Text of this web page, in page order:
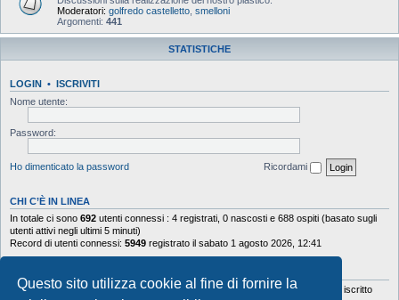
Questo sito utilizza cookie al fine di fornire la
Moderatori: golfredo castelletto smelloni
Argomenti: 441
STATISTICHE
LOGIN • ISCRIVITI
Nome utente:
Password:
Ho dimenticato la password Ricordami
CHI C’È IN LINEA
In totale ci sono 692 utenti connessi : 4 registrati, 0 nascosti e 688 ospiti (basato sugli
utenti attivi negli ultimi 5 minuti)
Record di utenti connessi: 5949 registrato il sabato 1 agosto 2026, 12:41
Totale messaggi103644• Totale argomenti 9878• Totale iscritti 5630
• Ultimo iscritto